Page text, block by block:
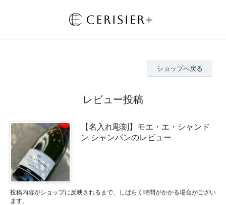
ショップへ戻る
レビュー投稿
【名入れ彫刻】モエ・エ・シャンド
ン シャンパンのレビュー
投稿内容がショップに反映されるまで、しばらく時間がかかる場合がござい
ます。